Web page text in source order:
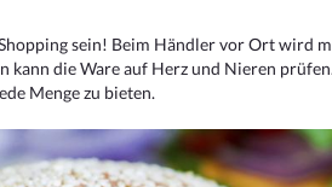
sein! Beim Händler vor Ort wird
kann die Ware auf Herz und Nieren
Menge zu bieten.